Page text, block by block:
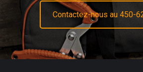
Contactez-nous au 450-